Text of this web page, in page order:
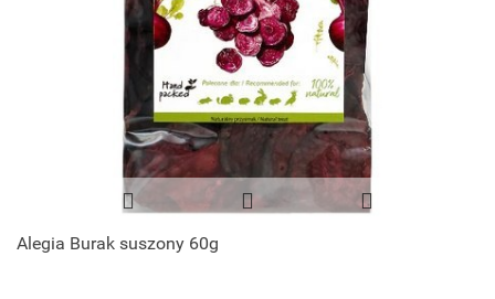
Alegia Burak suszony 60g